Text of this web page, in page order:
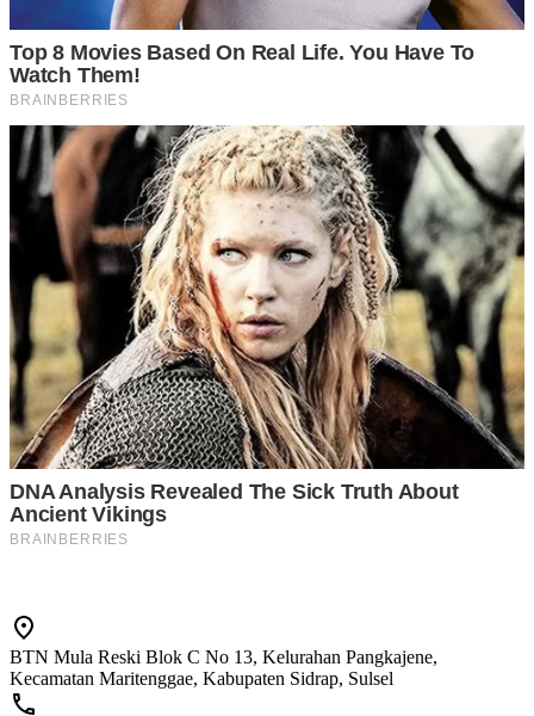
BTN Mula Reski Blok C No 13, Kelurahan Pangkajene,
Kecamatan Maritenggae, Kabupaten Sidrap, Sulsel